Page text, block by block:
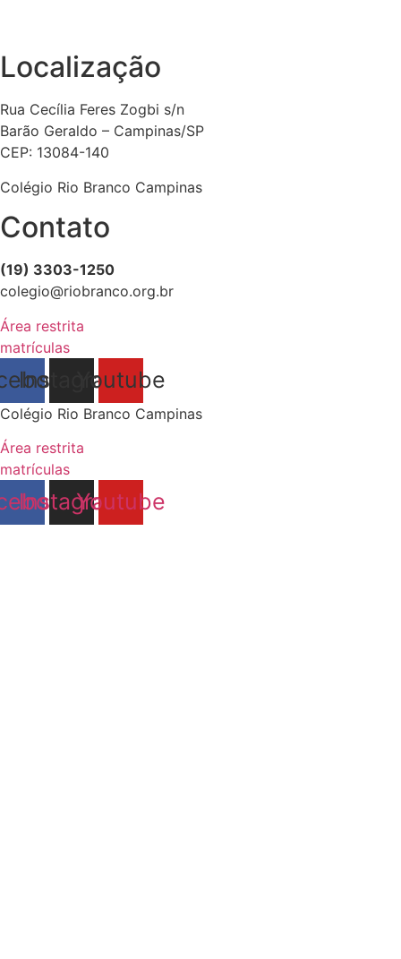
Localização
Rua Cecília Feres Zogbi s/n
Barão Geraldo – Campinas/SP
CEP: 13084-140
Colégio Rio Branco Campinas
Contato
(19) 3303-1250
colegio@riobranco.org.br
Área restrita
matrículas
InstagramYoutube
Colégio Rio Branco Campinas
Área restrita
matrículas
Instagram
Youtube